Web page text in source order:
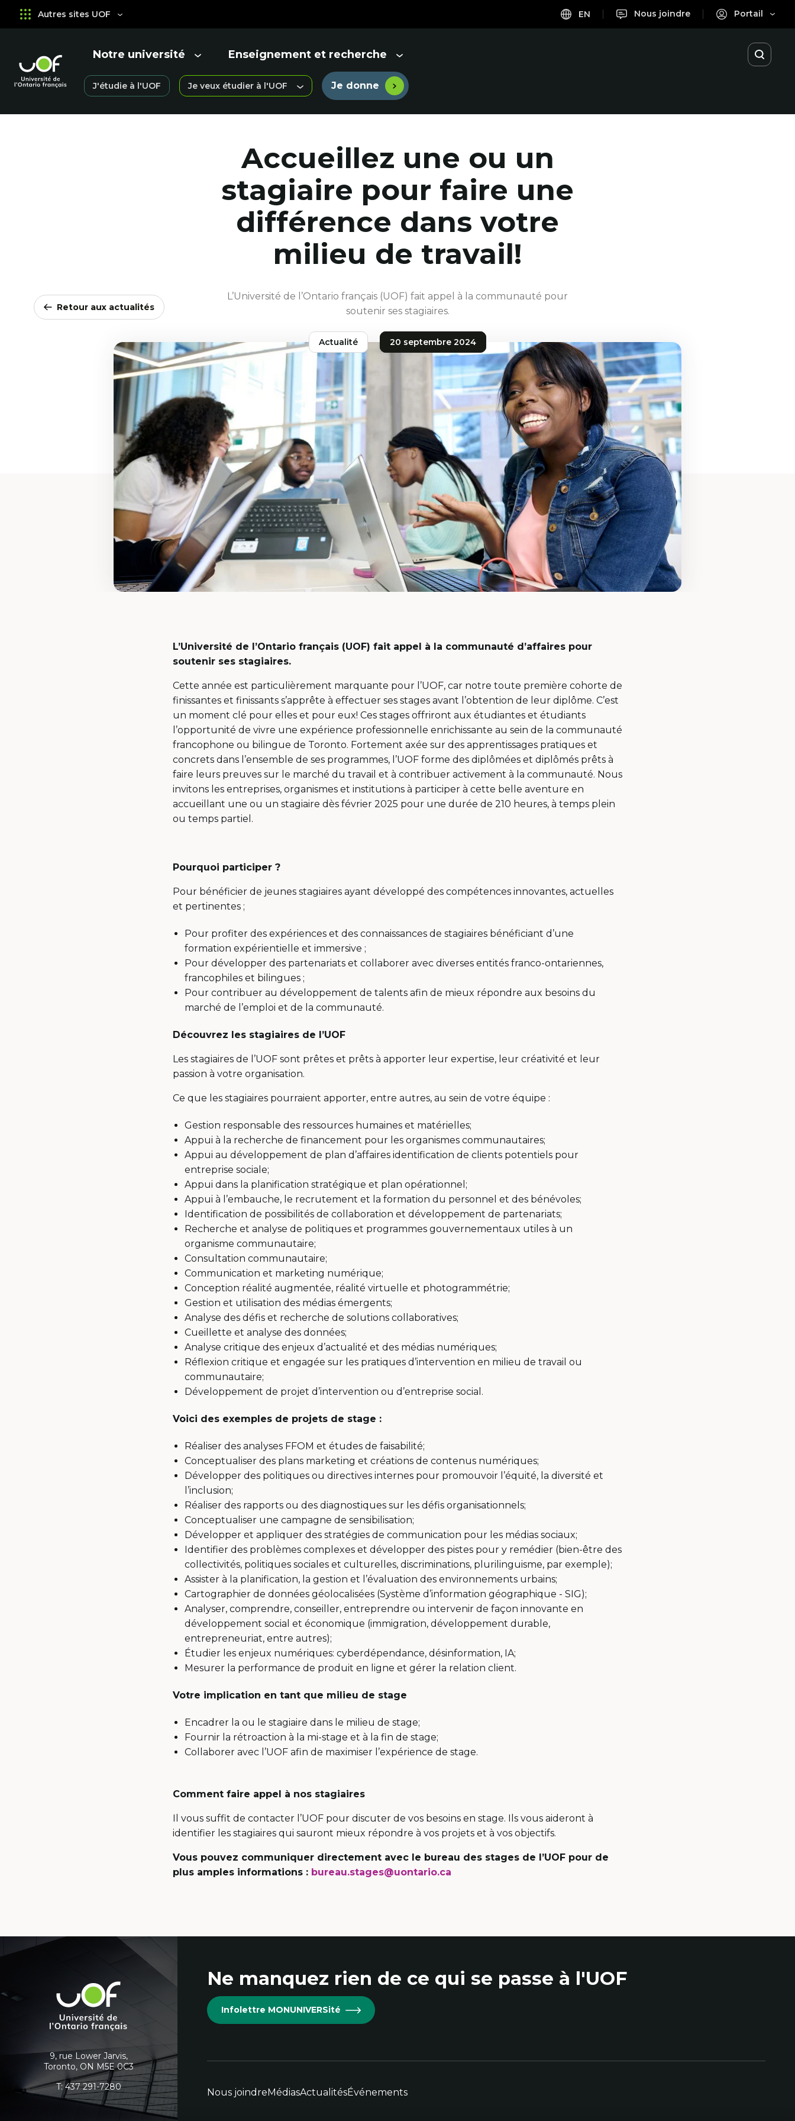
Aller
Passer
Autres sites UOF EN Nous joindre Portail
Université
Ouvrir
le
menu
Notre université
Ouvrir
le
menu
Enseignement et recherche
J'étudie à l'UOF
Ouvrir
Je veux étudier à l'UOF Je donne
Lien
externe
au
hyperlien
s'ouvrira
une
nouvelle
fenêtre.
Ouvrir
la
Accueillez une ou un
stagiaire pour faire une
différence dans votre
milieu de travail!
L’Université de l’Ontario français (UOF) fait appel à la communauté pour
soutenir ses stagiaires.
Retour aux actualités
Actualité 20 septembre 2024
L’Université de l’Ontario français (UOF) fait appel à la communauté d’affaires pour
soutenir ses stagiaires.
Cette année est particulièrement marquante pour l’UOF, car notre toute première cohorte de
finissantes et finissants s’apprête à effectuer ses stages avant l’obtention de leur diplôme. C’est
un moment clé pour elles et pour eux! Ces stages offriront aux étudiantes et étudiants
l’opportunité de vivre une expérience professionnelle enrichissante au sein de la communauté
francophone ou bilingue de Toronto. Fortement axée sur des apprentissages pratiques et
concrets dans l’ensemble de ses programmes, l’UOF forme des diplômées et diplômés prêts à
faire leurs preuves sur le marché du travail et à contribuer activement à la communauté. Nous
invitons les entreprises, organismes et institutions à participer à cette belle aventure en
accueillant une ou un stagiaire dès février 2025 pour une durée de 210 heures, à temps plein
ou temps partiel.
Pourquoi participer ?
Pour bénéficier de jeunes stagiaires ayant développé des compétences innovantes, actuelles
et pertinentes ;
Pour profiter des expériences et des connaissances de stagiaires bénéficiant d’une
formation expérientielle et immersive ;
Pour développer des partenariats et collaborer avec diverses entités franco-ontariennes,
francophiles et bilingues ;
Pour contribuer au développement de talents afin de mieux répondre aux besoins du
marché de l’emploi et de la communauté.
Découvrez les stagiaires de l’UOF
Les stagiaires de l’UOF sont prêtes et prêts à apporter leur expertise, leur créativité et leur
passion à votre organisation.
Ce que les stagiaires pourraient apporter, entre autres, au sein de votre équipe :
Gestion responsable des ressources humaines et matérielles;
Appui à la recherche de financement pour les organismes communautaires;
Appui au développement de plan d’affaires identification de clients potentiels pour
entreprise sociale;
Appui dans la planification stratégique et plan opérationnel;
Appui à l’embauche, le recrutement et la formation du personnel et des bénévoles;
Identification de possibilités de collaboration et développement de partenariats;
Recherche et analyse de politiques et programmes gouvernementaux utiles à un
organisme communautaire;
Consultation communautaire;
Communication et marketing numérique;
Conception réalité augmentée, réalité virtuelle et photogrammétrie;
Gestion et utilisation des médias émergents;
Analyse des défis et recherche de solutions collaboratives;
Cueillette et analyse des données;
Analyse critique des enjeux d’actualité et des médias numériques;
Réflexion critique et engagée sur les pratiques d’intervention en milieu de travail ou
communautaire;
Développement de projet d’intervention ou d’entreprise social.
Voici des exemples de projets de stage :
Réaliser des analyses FFOM et études de faisabilité;
Conceptualiser des plans marketing et créations de contenus numériques;
Développer des politiques ou directives internes pour promouvoir l’équité, la diversité et
l’inclusion;
Réaliser des rapports ou des diagnostiques sur les défis organisationnels;
Conceptualiser une campagne de sensibilisation;
Développer et appliquer des stratégies de communication pour les médias sociaux;
Identifier des problèmes complexes et développer des pistes pour y remédier (bien-être des
collectivités, politiques sociales et culturelles, discriminations, plurilinguisme, par exemple);
Assister à la planification, la gestion et l’évaluation des environnements urbains;
Cartographier de données géolocalisées (Système d’information géographique - SIG);
Analyser, comprendre, conseiller, entreprendre ou intervenir de façon innovante en
développement social et économique (immigration, développement durable,
entrepreneuriat, entre autres);
Étudier les enjeux numériques: cyberdépendance, désinformation, IA;
Mesurer la performance de produit en ligne et gérer la relation client.
Votre implication en tant que milieu de stage
Encadrer la ou le stagiaire dans le milieu de stage;
Fournir la rétroaction à la mi-stage et à la fin de stage;
Collaborer avec l’UOF afin de maximiser l’expérience de stage.
Comment faire appel à nos stagiaires
Il vous suffit de contacter l’UOF pour discuter de vos besoins en stage. Ils vous aideront à
identifier les stagiaires qui sauront mieux répondre à vos projets et à vos objectifs.
Vous pouvez communiquer directement avec le bureau des stages de l’UOF pour de
plus amples informations : bureau.stages@uontario.ca
Coordonnées
et
informations
supplémentaires
9, rue Lower Jarvis,
Toronto, ON M5E 0C3
T:437 291-7280
Ne manquez rien de ce qui se passe à l'UOF
Infolettre MONUNIVERSité
Nous joindre MédiasActualitésÉvénements